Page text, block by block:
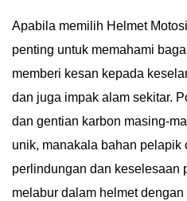
Apabila memilih Helmet
penting untuk memahami
memberi kesan kepada
dan juga impak alam sekitar.
dan gentian karbon masing-
unik, manakala bahan pelapik
perlindungan dan keselesaan
melabur dalam helmet